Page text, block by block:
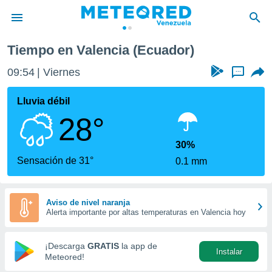
de
ha
para
que se
calidad.
a este
las
y
forma
digital
basada
Tiempo en Valencia (Ecuador)
09:54 Viernes ...
Lluvia débil
28°
Sensación de 31°
30%
0.1 mm
Aviso de nivel naranja
Alerta importante por altas temperaturas en Valencia hoy
¡Descarga GRATIS la app de
Meteored!
Instalar